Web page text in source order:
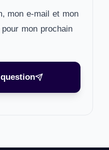
mon e-mail et mon
mon prochain